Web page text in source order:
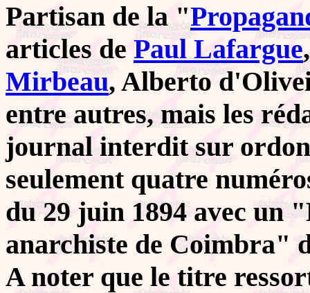
Partisan de la "
articles de Paul Lafargue
Mirbeau, Alberto
entre autres, mais les
journal interdit sur
seulement quatre
du 29 juin 1894 avec un
anarchiste de Coimbra"
A noter que le titre